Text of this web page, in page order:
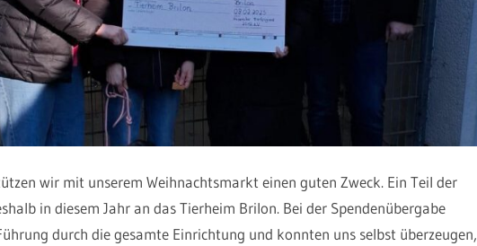
wir mit unserem Weihnachtsmarkt einen guten Zweck. Ein Teil der
in diesem Jahr an das Tierheim Brilon. Bei der Spendenübergabe
durch die gesamte Einrichtung und konnten uns selbst überzeugen,